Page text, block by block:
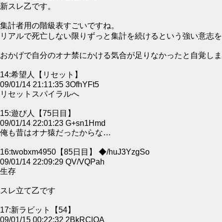
新スレ乙です。
集計者用の階級表すごいですね。
リアルで死亡しない限りずっと集計を続けるという強い意志を
おかげで自分のオナ禁にかける気合が足りなかったと自覚しま
14:希望人【リセット】
09/01/14 21:11:35 3OfhYFt5
リセットスパイラルへ
15:遊び人【75日目】
09/01/14 22:01:23 G+sn1Hmd
俺も昔はオナ猿だったからな…
16:twobxm4950【85日目】 ◆/huJ3YzgSo
09/01/14 22:09:29 QV/VQPah
生存
スレ立て乙です
17:新ラビット【54】
09/01/15 00:22:32 2BkRClQA